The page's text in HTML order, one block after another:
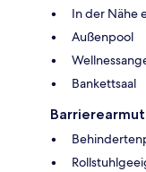
In der Nähe
Außenpool
Bankettsaal
Barrierearmut